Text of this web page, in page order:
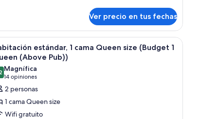
Ver precio en tus fechas
una silla, un televisor y un ventanal con cortinas.
Una cama bien hecha con una colcha
7
estándar, 1 cama Queen size (Budget 1
(Above Pub))
de 10
Magnífica
14 opiniones
(14
opiniones)
2 personas
1 cama Queen size
Wifi gratuito